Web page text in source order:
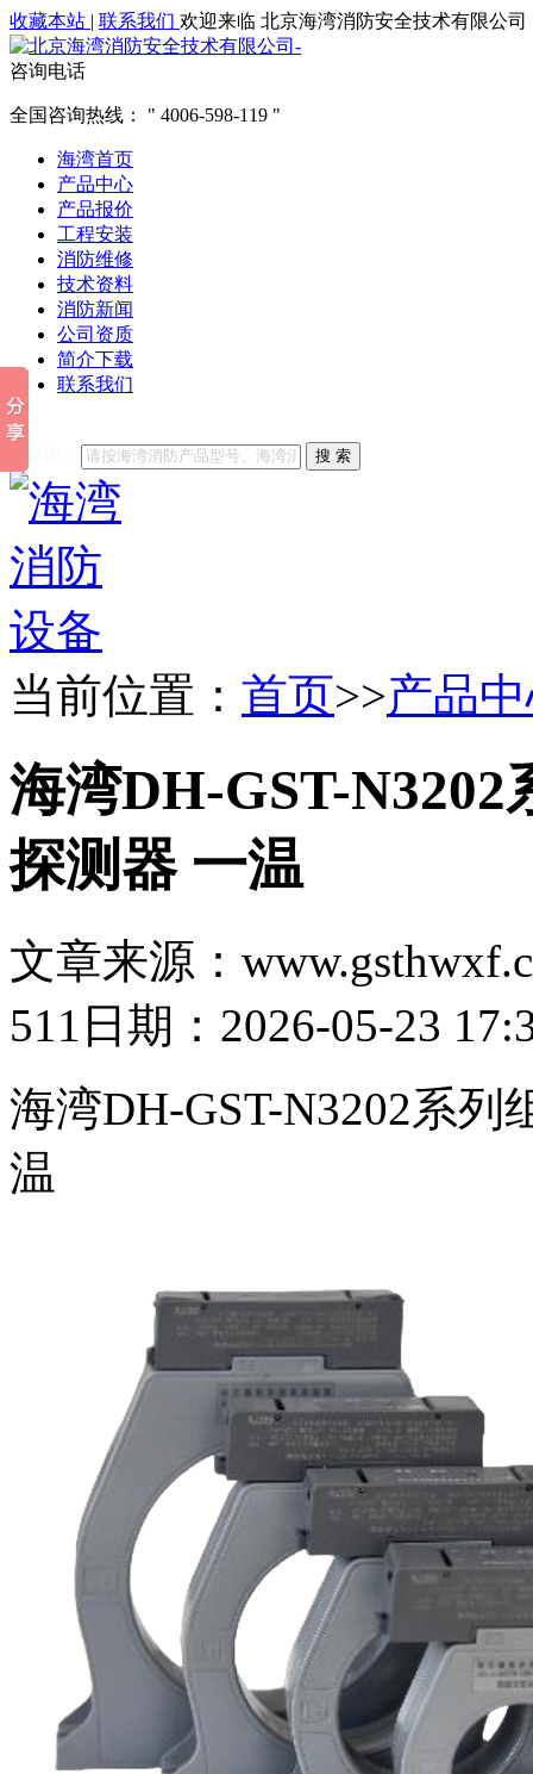
收藏本站 | 联系我们 欢迎来临 北京海湾消防安全技术有限公司
咨询电话
全国咨询热线： 4006-598-119
海湾首页
产品中心
产品报价
工程安装
消防维修
技术资料
消防新闻
公司资质
简介下载
联系我们
他们都在搜索:
搜 索
当前位置： 首页>>产品
海湾DH-GST-
探测器 一温
文章来源：
511 日期：2026-05-23
海湾DH-GST-N3202系列
温